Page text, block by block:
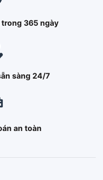
trong 365 ngày
sàng 24/7
an toàn